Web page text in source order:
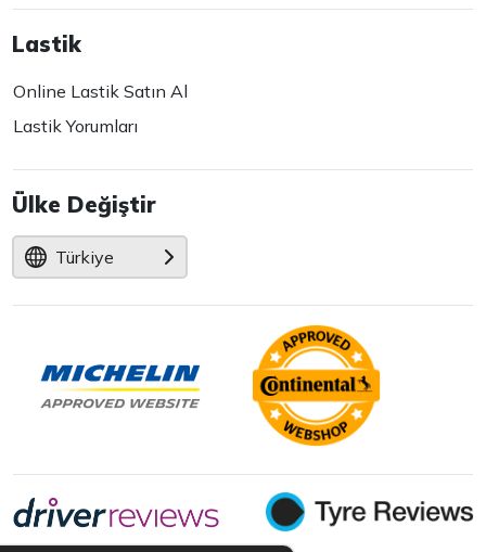
Lastik
Online Lastik Satın Al
Lastik Yorumları
Ülke Değiştir
Türkiye